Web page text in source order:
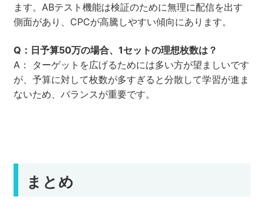
ます。ABテスト機能は検証のために無理に配信を出す
側面があり、CPCが高騰しやすい傾向にあります。
Q：日予算50万の場合、1セットの理想枚数は？
A： ターゲットを広げるためには多い方が望ましいです
が、予算に対して枚数が多すぎると分散して学習が進ま
ないため、バランスが重要です。
まとめ